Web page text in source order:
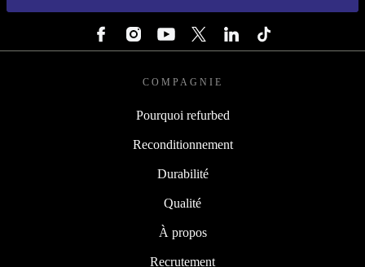
COMPAGNIE
Pourquoi refurbed
Reconditionnement
Durabilité
Qualité
À propos
Recrutement